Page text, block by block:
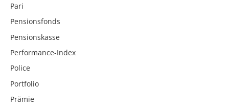
Pari
Pensionsfonds
Pensionskasse
Performance-Index
Police
Portfolio
Prämie